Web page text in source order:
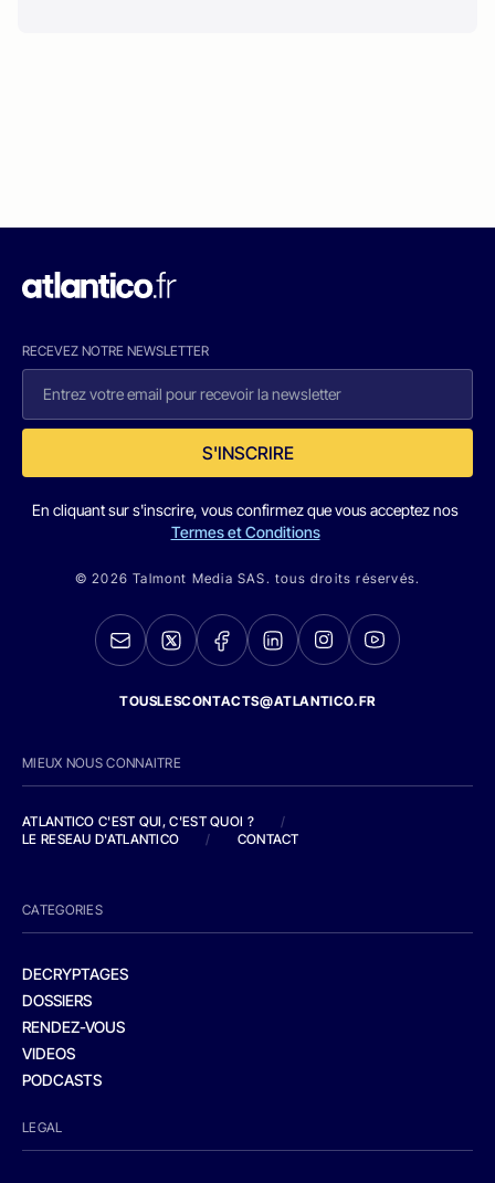
RECEVEZ NOTRE NEWSLETTER
S'INSCRIRE
En cliquant sur s'inscrire, vous confirmez que vous acceptez nos
Termes et Conditions
© 2026 Talmont Media SAS. tous droits réservés.
TOUSLESCONTACTS@ATLANTICO.FR
MIEUX NOUS CONNAITRE
ATLANTICO C'EST QUI, C'EST QUOI ?
/
LE RESEAU D'ATLANTICO
/ CONTACT
CATEGORIES
DECRYPTAGES
DOSSIERS
RENDEZ-VOUS
VIDEOS
PODCASTS
LEGAL